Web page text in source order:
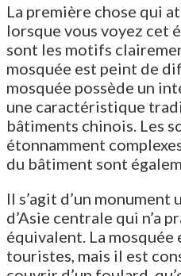
La première chose qui
lorsque vous voyez cet
sont les motifs
mosquée est peint de
mosquée possède un
une caractéristique
bâtiments chinois. Les
étonnamment
du bâtiment sont
Il s’agit d’un
d’Asie centrale qui n’a
équivalent. La mosquée
touristes, mais il est